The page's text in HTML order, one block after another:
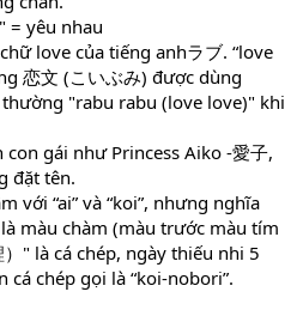
= yêu nhau
love của tiếng anhラブ. “love
恋文 (こいぶみ) được dùng
"rabu rabu (love love)" khi
gái như Princess Aiko -愛子,
đặt tên.
với “ai” và “koi”, nhưng nghĩa
màu chàm (màu trước màu tím
" là cá chép, ngày thiếu nhi 5
chép gọi là “koi-nobori”.